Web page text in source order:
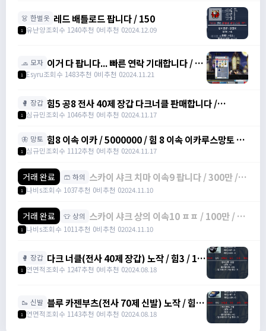
👗 한벌옷 레드 배틀로드 팝니다 / 150
1 유난양조회수 1240추천 0비추천 02024.12.09
🧢 모자 이거 다 팝니다... 빠른 연락 기대합니다 / 4
천만 메소
1 Esyru조회수 1483추천 0비추천 02024.11.21
🥊 장갑 힘5 공8 전사 40제 장갑 다크너클 판매합니다 /
6000000 / 전사 40제 공 8 장갑 /
1 심규민조회수 1046추천 0비추천 02024.11.17
🦋 망토 힘8 이속 이카 / 5000000 / 힘 8 이속 이카루스망토 /
https://open.kakao.com/o/sbe7MC0g
1 심규민조회수 1112추천 0비추천 02024.11.17
거래 완료 🩳 하의 스카이 샤크 치마 이속9 팝니다 / 300만 /
물방+1 이속+4 상옵
1 나비s조회수 1037추천 0비추천 02024.11.10
거래 완료 👕 상의 스카이 샤크 상의 이속10 ㅍㅍ / 100만 / 물
방 +1 이속+3 상옵
1 나비s조회수 1011추천 0비추천 02024.11.10
🥊 장갑 다크 너클(전사 40제 장갑) 노작 / 힘3 / 13
만에 팝니다. / 130,000 /
https://open.kakao.com/o/s0DLJJJg
1 연면적조회수 1247추천 0비추천 02024.08.18
🥾 신발 블루 카젠부츠(전사 70제 신발) 노작 / 힘3 /
덱4 / 27만에 팝니다. / 270,000 /
https://open.kakao.com/o/s0DLJJJg
1 연면적조회수 1143추천 0비추천 02024.08.18